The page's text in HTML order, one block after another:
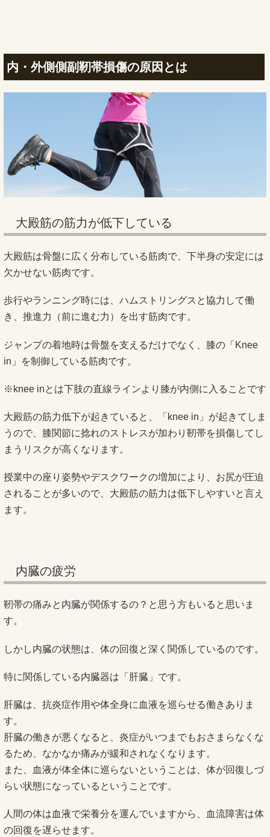
内・外側側副靭帯損傷の原因とは
大殿筋の筋力が低下している
大殿筋は骨盤に広く分布している筋肉で、下半身の安定には
欠かせない筋肉です。
歩行やランニング時には、ハムストリングスと協力して働
き、推進力（前に進む力）を出す筋肉です。
ジャンプの着地時は骨盤を支えるだけでなく、膝の「Knee
in」を制御している筋肉です。
※knee inとは下肢の直線ラインより膝が内側に入ることです
大殿筋の筋力低下が起きていると、「knee in」が起きてしま
うので、膝関節に捻れのストレスが加わり靭帯を損傷してし
まうリスクが高くなります。
授業中の座り姿勢やデスクワークの増加により、お尻が圧迫
されることが多いので、大殿筋の筋力は低下しやすいと言え
ます。
内臓の疲労
靭帯の痛みと内臓が関係するの？と思う方もいると思いま
す。
しかし内臓の状態は、体の回復と深く関係しているのです。
特に関係している内臓器は「肝臓」です。
肝臓は、抗炎症作用や体全身に血液を巡らせる働きありま
す。
肝臓の働きが悪くなると、炎症がいつまでもおさまらなくな
るため、なかなか痛みが緩和されなくなります。
また、血液が体全体に巡らないということは、体が回復しづ
らい状態になっているということです。
人間の体は血液で栄養分を運んでいますから、血流障害は体
の回復を遅らせます。